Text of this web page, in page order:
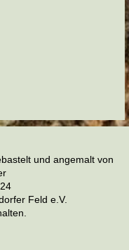
und angemalt von
Feld e.V.